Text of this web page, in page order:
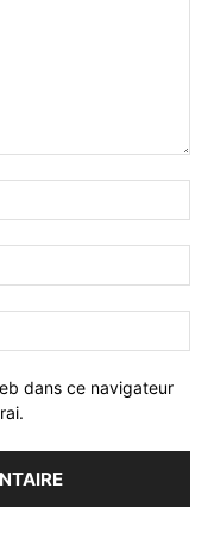
dans ce navigateur